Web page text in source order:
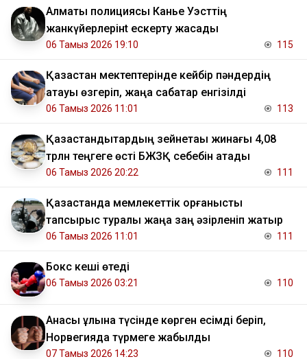
Алматы полициясы Канье Уэсттің
жанкүйерлерінt ескерту жасады
06 Тамыз 2026 19:10 115
Қазақстан мектептерінде кейбір пәндердің
атауы өзгеріп, жаңа сабақтар енгізілді
06 Тамыз 2026 11:01 113
Қазақстандықтардың зейнетақы жинағы 4,08
трлн теңгеге өсті БЖЗҚ себебін атады
06 Тамыз 2026 20:22 111
Қазақстанда мемлекеттік қорғаныстық
тапсырыс туралы жаңа заң әзірленіп жатыр
06 Тамыз 2026 11:01 111
Бокс кеші өтеді
06 Тамыз 2026 03:21 110
Анасы ұлына түсінде көрген есімді беріп,
Норвегияда түрмеге жабылды
07 Тамыз 2026 14:23 110